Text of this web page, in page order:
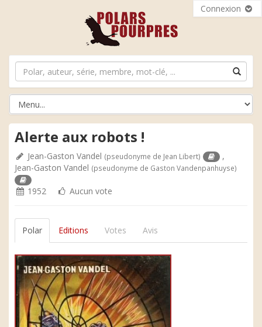
Connexion
Alerte aux robots !
Jean-Gaston Vandel (pseudonyme de Jean Libert)
,
Jean-Gaston Vandel (pseudonyme de Gaston Vandenpanhuyse)
1952 Aucun vote
Polar Editions Votes Avis